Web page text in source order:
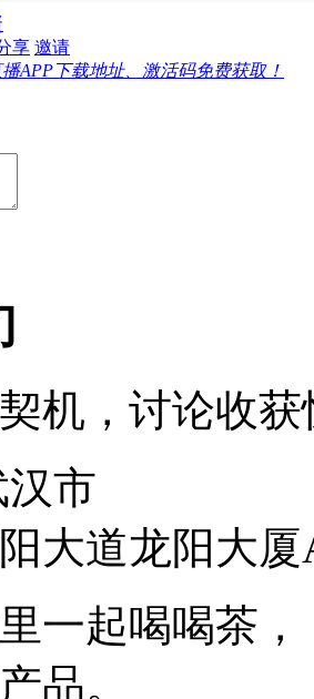
享 邀请
APP下载地址、激活码免费获取！
机，讨论收
市
大道龙阳大厦
一起喝喝茶，
品。